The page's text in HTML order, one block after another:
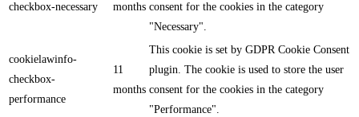
checkbox-necessary
months consent for the cookies in the category
"Necessary".
cookielawinfo-
checkbox-
performance
11
months
This cookie is set by GDPR Cookie Consent
plugin. The cookie is used to store the user
consent for the cookies in the category
"Performance".